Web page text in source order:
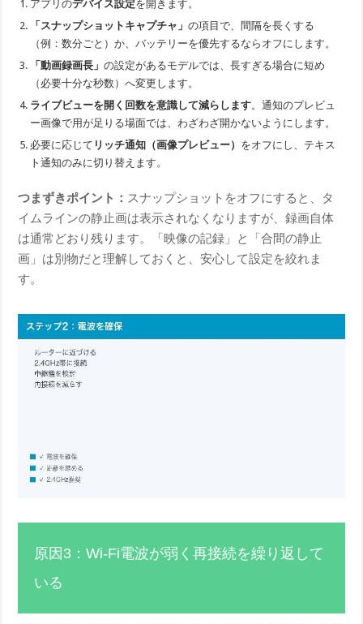
アプリのデバイス設定を開きます。
「スナップショットキャプチャ」の項目で、間隔を長くする
（例：数分ごと）か、バッテリーを優先するならオフにします。
「動画録画長」の設定があるモデルでは、長すぎる場合に短め
（必要十分な秒数）へ変更します。
ライブビューを開く回数を意識して減らします。通知のプレビュ
ー画像で用が足りる場面では、わざわざ開かないようにします。
必要に応じて リッチ通知（画像プレビュー） をオフにし、テキス
ト通知のみに切り替えます。
つまずきポイント： スナップショットをオフにすると、タ
イムラインの静止画は表示されなくなりますが、録画自体
は通常どおり残ります。「映像の記録」と「合間の静止
画」は別物だと理解しておくと、安心して設定を絞れま
す。
原因3：Wi-Fi電波が弱く再接続を繰り返して
いる